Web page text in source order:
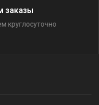
заказы
круглосуточно